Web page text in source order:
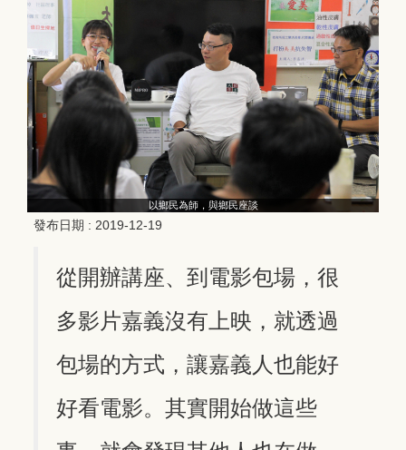
以鄉民為師，與鄉民座談
發布日期 : 2019-12-19
從開辦講座、到電影包場，很
多影片嘉義沒有上映，就透過
包場的方式，讓嘉義人也能好
好看電影。其實開始做這些